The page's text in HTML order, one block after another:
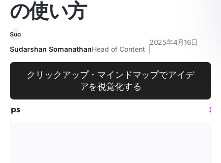
の使い方
Sudarshan SomanathanHead of Content
2025年4月16日
クリックアップ・マインドマップでアイデ
アを視覚化する